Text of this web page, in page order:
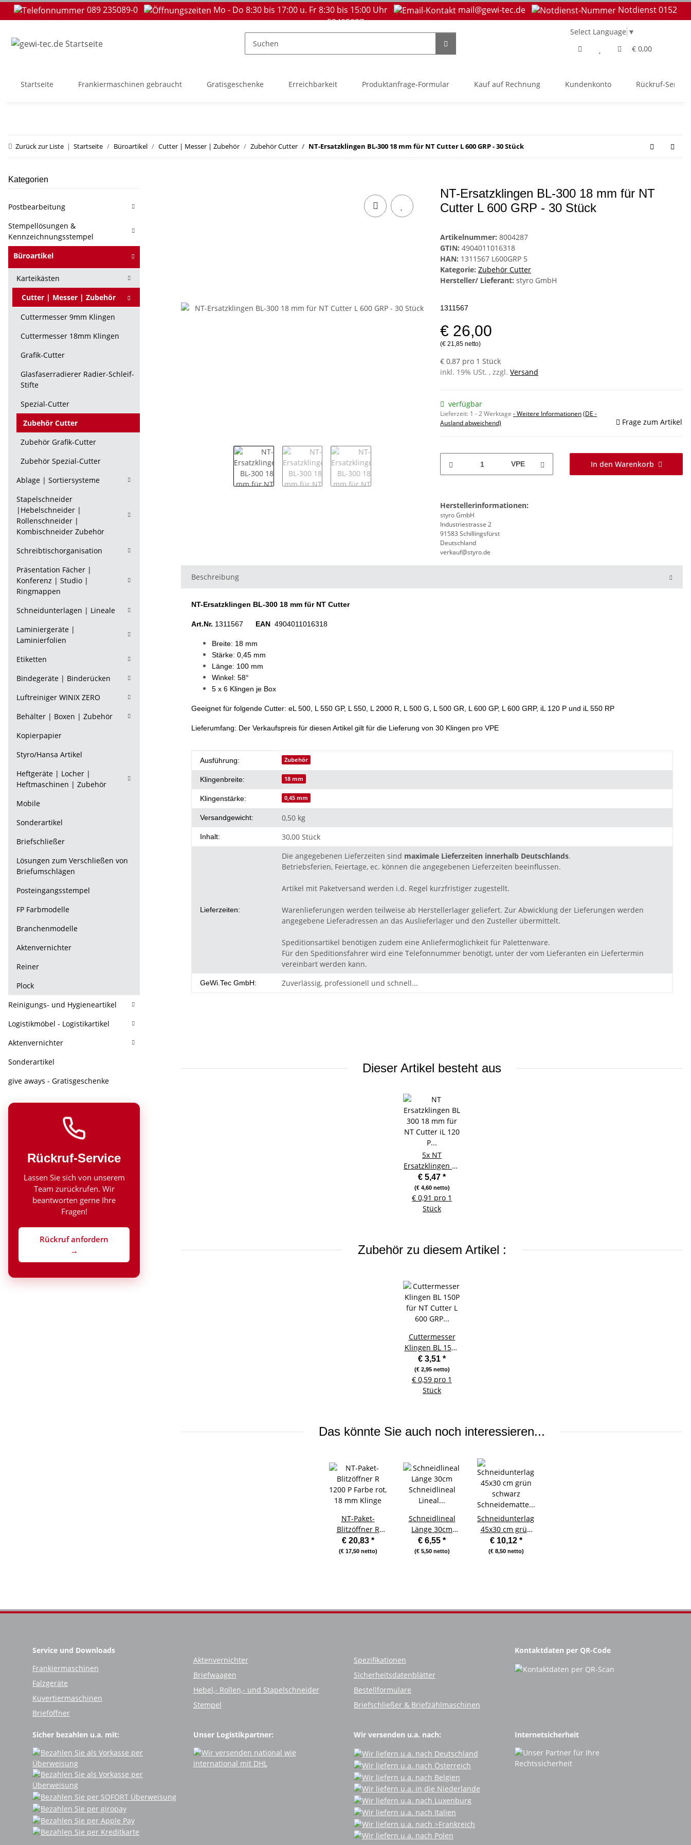
089 235089-0 Mo - Do 8:30 bis 17:00 u. Fr 8:30 bis 15:00 Uhr mail@gewi-tec.de
Notdienst 0152
53405237
Select Language ▼
€ 0,00
Startseite Frankiermaschinen gebraucht Gratisgeschenke Erreichbarkeit Produktanfrage-Formular Kauf auf Rechnung Kundenkonto Rückruf-Service
Zurück zur Liste Startseite Büroartikel Cutter | Messer | Zubehör Zubehör Cutter NT-Ersatzklingen BL-300 18 mm für NT Cutter L 600 GRP - 30 Stück
NT-Ersatzklingen BL-300 18 mm für NT
Cutter L 600 GRP - 30 Stück
Artikelnummer: 8004287
GTIN: 4904011016318
HAN: 1311567 L600GRP 5
Kategorie: Zubehör Cutter
Hersteller/ Lieferant: styro GmbH
1311567
€ 26,00
(€ 21,85 netto)
€ 0,87 pro 1 Stück
inkl. 19% USt. , zzgl. Versand
verfügbar
Lieferzeit: 1 - 2 Werktage - Weitere Informationen(DE -
Ausland abweichend)
Frage zum Artikel
VPE In den Warenkorb
Herstellerinformationen:
styro GmbH
Industriestrasse 2
91583 Schillingsfürst
Deutschland
verkauf@styro.de
Beschreibung
NT-Ersatzklingen BL-300 18 mm für NT Cutter
Art.Nr. 1311567 EAN 4904011016318
Breite: 18 mm
Stärke: 0,45 mm
Länge: 100 mm
Winkel: 58°
5 x 6 Klingen je Box
Geeignet für folgende Cutter: eL 500, L 550 GP, L 550, L 2000 R, L 500 G, L 500 GR, L 600 GP, L 600 GRP, iL 120 P und iL 550 RP
Lieferumfang: Der Verkaufspreis für diesen Artikel gilt für die Lieferung von 30 Klingen pro VPE
Produkteigenschaft
Wert
Ausführung: Zubehör
Klingenbreite: 18 mm
Klingenstärke: 0,45 mm
Versandgewicht: 0,50 kg
Inhalt: 30,00 Stück
Lieferzeiten:
Die angegebenen Lieferzeiten sind maximale Lieferzeiten innerhalb Deutschlands.
Betriebsferien, Feiertage, ec. können die angegebenen Lieferzeiten beeinflussen.
Artikel mit Paketversand werden i.d. Regel kurzfristiger zugestellt.
Warenlieferungen werden teilweise ab Herstellerlager geliefert. Zur Abwicklung der Lieferungen werden
angegebene Lieferadressen an das Auslieferlager und den Zusteller übermittelt.
Speditionsartikel benötigen zudem eine Anliefermöglichkeit für Palettenware.
Für den Speditionsfahrer wird eine Telefonnummer benötigt, unter der vom Lieferanten ein Liefertermin
vereinbart werden kann.
GeWi.Tec GmbH: Zuverlässig, professionell und schnell...
Dieser Artikel besteht aus
5x NT
Ersatzklingen BL
300 18 mm für
NT Cutter iL 120
P - 6 Stück
€ 5,47 *
(€ 4,60 netto)
€ 0,91 pro 1
Stück
Zubehör zu diesem Artikel :
Cuttermesser
Klingen BL 150P
für NT Cutter L
600 GRP - 6
Stück
€ 3,51 *
(€ 2,95 netto)
€ 0,59 pro 1
Stück
Das könnte Sie auch noch interessieren...
NT-Paket-
Blitzöffner R
1200 P Farbe rot,
18 mm Klinge
€ 20,83 *
(€ 17,50 netto)
Schneidlineal
Länge 30cm
Schneidlineal
Lineal eloxiert
€ 6,55 *
(€ 5,50 netto)
Schneidunterlage
45x30 cm grün
schwarz
Schneidematte
€ 10,12 *
(€ 8,50 netto)
Kategorien
Postbearbeitung
Stempellösungen &
Kennzeichnungsstempel
Büroartikel
Karteikästen
Cutter | Messer | Zubehör
Cuttermesser 9mm Klingen
Cuttermesser 18mm Klingen
Grafik-Cutter
Glasfaserradierer Radier-Schleif-
Stifte
Spezial-Cutter
Zubehör Cutter
Zubehör Grafik-Cutter
Zubehör Spezial-Cutter
Ablage | Sortiersysteme
Stapelschneider
|Hebelschneider |
Rollenschneider |
Kombischneider Zubehör
Schreibtischorganisation
Präsentation Fächer |
Konferenz | Studio |
Ringmappen
Schneidunterlagen | Lineale
Laminiergeräte |
Laminierfolien
Etiketten
Bindegeräte | Binderücken
Luftreiniger WINIX ZERO
Behälter | Boxen | Zubehör
Kopierpapier
Styro/Hansa Artikel
Heftgeräte | Locher |
Heftmaschinen | Zubehör
Mobile
Sonderartikel
Briefschließer
Lösungen zum Verschließen von
Briefumschlägen
Posteingangsstempel
FP Farbmodelle
Branchenmodelle
Aktenvernichter
Reiner
Plock
Reinigungs- und Hygieneartikel
Logistikmöbel - Logistikartikel
Aktenvernichter
Sonderartikel
give aways - Gratisgeschenke
Rückruf-Service
Lassen Sie sich von unserem
Team zurückrufen. Wir
beantworten gerne Ihre
Fragen!
Rückruf anfordern
→
Service und Downloads
Frankiermaschinen
Falzgeräte
Kuvertiermaschinen
Brieföffner
Aktenvernichter
Briefwaagen
Hebel,- Rollen,- und Stapelschneider
Stempel
Spezifikationen
Sicherheitsdatenblätter
Bestellformulare
Briefschließer & Briefzählmaschinen
Kontaktdaten per QR-Code
Sicher bezahlen u.a. mit: Unser Logistikpartner: Wir versenden u.a. nach: Internetsicherheit